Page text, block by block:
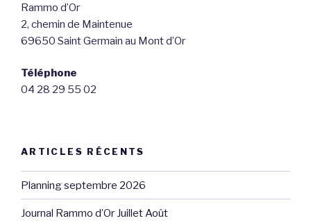
Rammo d’Or
2, chemin de Maintenue
69650 Saint Germain au Mont d’Or
Téléphone
04 28 29 55 02
ARTICLES RÉCENTS
Planning septembre 2026
Journal Rammo d’Or Juillet Août